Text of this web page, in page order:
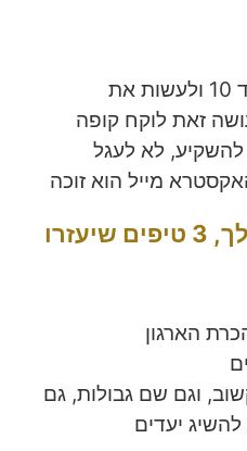
לפני שמגיבים לספור עד 10 ולעשות את
זאת לוקח קופה
לא לעגל
מייל הוא זוכה
מהניסיון העשיר שלך, 3 טיפים שיעזרו
הארגון
וגם שם גבולות, גם
יעדים